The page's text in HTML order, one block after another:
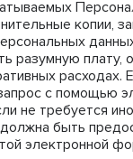
копии,
разумную плату,
расходах.
с помощью
не требуется
быть
электронной